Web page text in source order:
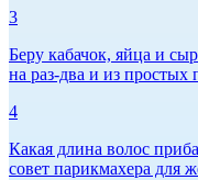
3
Беру кабачок, яйца и
на раз-два и из простых
4
Какая длина волос
совет парикмахера для